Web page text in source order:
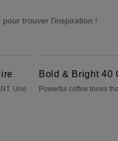
trouver l'inspiration !
Une
Bold & Bright 40
Powerful coffee tones